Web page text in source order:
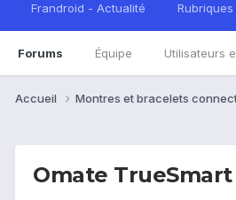
Frandroid - Actualité
Forums Équipe Utilisateurs
Accueil Montres et bracelets
Omate